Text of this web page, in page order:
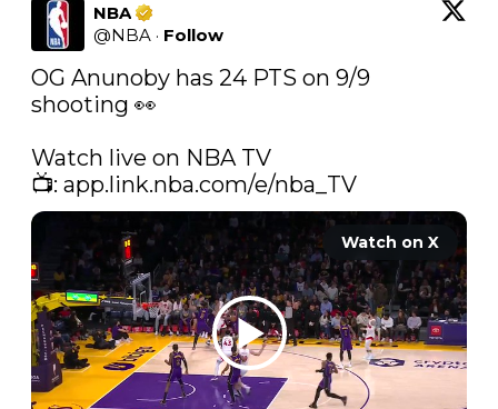
NBA
@NBA · Follow
OG Anunoby has 24 PTS on 9/9
shooting 👀
Watch live on NBA TV
📺: app.link.nba.com/e/nba_TV
Watch on X